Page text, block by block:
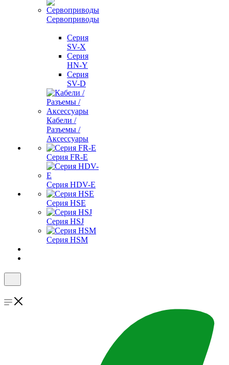
Сервоприводы
Серия
SV-X
Серия
HN-Y
Серия
SV-D
Кабели /
Разъемы /
Аксессуары
Серия FR-E
Серия HDV-E
Серия HSE
Серия HSJ
Серия HSM